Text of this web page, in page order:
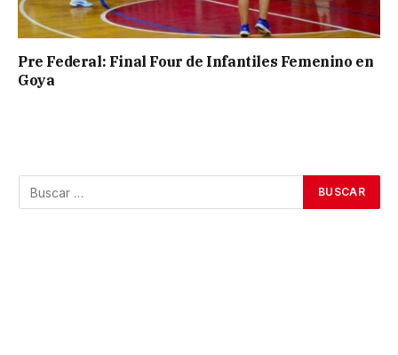
Pre Federal: Final Four de Infantiles Femenino en
Goya